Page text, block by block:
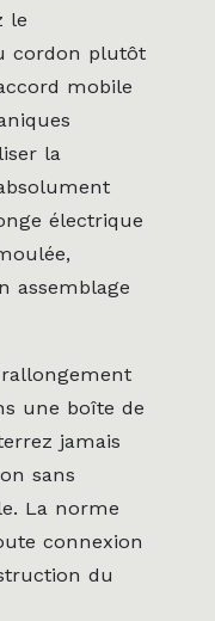
le
cordon plutôt
mobile
la
électrique
assemblage
une boîte de
jamais
sans
La norme
connexion
du